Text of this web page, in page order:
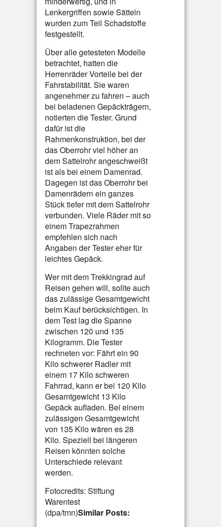
Lenkergriffen sowie Sätteln
wurden zum Teil Schadstoffe
festgestellt.
Über alle getesteten Modelle
betrachtet, hatten die
Herrenräder Vorteile bei der
Fahrstabilität. Sie waren
angenehmer zu fahren – auch
bei beladenen Gepäckträgern,
notierten die Tester. Grund
dafür ist die
Rahmenkonstruktion, bei der
das Oberrohr viel höher an
dem Sattelrohr angeschweißt
ist als bei einem Damenrad.
Dagegen ist das Oberrohr bei
Damenrädern ein ganzes
Stück tiefer mit dem Sattelrohr
verbunden. Viele Räder mit so
einem Trapezrahmen
empfehlen sich nach
Angaben der Tester eher für
leichtes Gepäck.
Wer mit dem Trekkingrad auf
Reisen gehen will, sollte auch
das zulässige Gesamtgewicht
beim Kauf berücksichtigen. In
dem Test lag die Spanne
zwischen 120 und 135
Kilogramm. Die Tester
rechneten vor: Fährt ein 90
Kilo schwerer Radler mit
einem 17 Kilo schweren
Fahrrad, kann er bei 120 Kilo
Gesamtgewicht 13 Kilo
Gepäck aufladen. Bei einem
zulässigen Gesamtgewicht
von 135 Kilo wären es 28
Kilo. Speziell bei längeren
Reisen könnten solche
Unterschiede relevant
werden.
Fotocredits: Stiftung
Warentest
(dpa/tmn)Similar Posts: